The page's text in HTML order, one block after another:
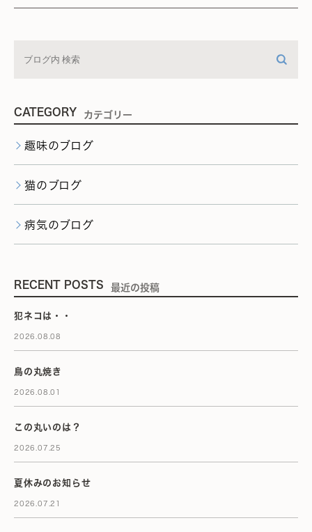
CATEGORY カテゴリー
趣味のブログ
猫のブログ
病気のブログ
RECENT POSTS 最近の投稿
犯ネコは・・
2026.08.08
鳥の丸焼き
2026.08.01
この丸いのは？
2026.07.25
夏休みのお知らせ
2026.07.21